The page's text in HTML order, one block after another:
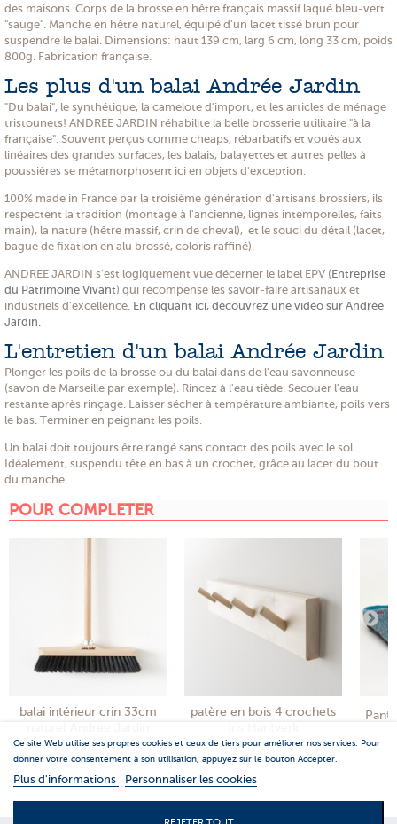
des maisons. Corps de la brosse en hêtre français massif laqué bleu-vert
"sauge". Manche en hêtre naturel, équipé d'un lacet tissé brun pour
suspendre le balai. Dimensions: haut 139 cm, larg 6 cm, long 33 cm, poids
800g. Fabrication française.
Les plus d'un balai Andrée Jardin
"Du balai", le synthétique, la camelote d'import, et les articles de ménage
tristounets! ANDREE JARDIN réhabilite la belle brosserie utilitaire "à la
française". Souvent perçus comme cheaps, rébarbatifs et voués aux
linéaires des grandes surfaces, les balais, balayettes et autres pelles à
poussières se métamorphosent ici en objets d'exception.
100% made in France par la troisième génération d'artisans brossiers, ils
respectent la tradition (montage à l'ancienne, lignes intemporelles, faits
main), la nature (hêtre massif, crin de cheval), et le souci du détail (lacet,
bague de fixation en alu brossé, coloris raffiné).
ANDREE JARDIN s'est logiquement vue décerner le label EPV (Entreprise
du Patrimoine Vivant) qui récompense les savoir-faire artisanaux et
industriels d'excellence. En cliquant ici, découvrez une vidéo sur Andrée
Jardin.
L'entretien d'un balai Andrée Jardin
Plonger les poils de la brosse ou du balai dans de l'eau savonneuse
(savon de Marseille par exemple). Rincez à l'eau tiède. Secouer l'eau
restante après rinçage. Laisser sécher à température ambiante, poils vers
le bas. Terminer en peignant les poils.
Un balai doit toujours être rangé sans contact des poils avec le sol.
Idéalement, suspendu tête en bas à un crochet, grâce au lacet du bout
du manche.
POUR COMPLETER
balai intérieur crin 33cm
patère en bois 4 crochets
Ce site Web utilise ses propres cookies et ceux de tiers pour améliorer nos services. Pour
donner votre consentement à son utilisation, appuyez sur le bouton Accepter.
Plus d'informations Personnaliser les cookies